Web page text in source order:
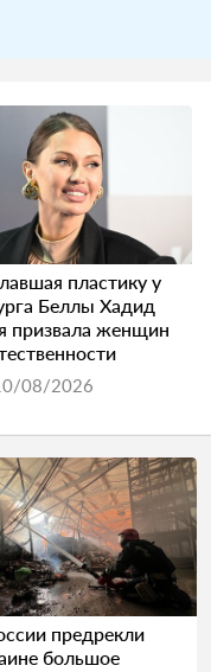
пластику у
Беллы Хадид
призвала женщин
08/2026
предрекли
большое